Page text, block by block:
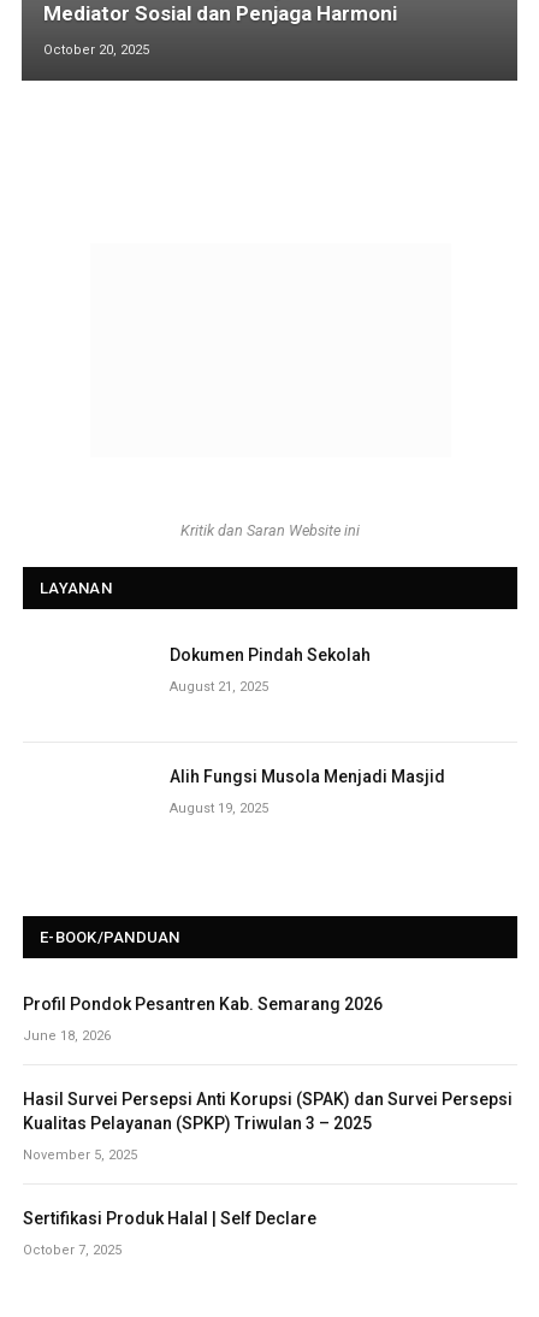
Mediator Sosial dan Penjaga Harmoni
October 20, 2025
Kritik dan Saran Website ini
LAYANAN
Dokumen Pindah Sekolah
August 21, 2025
Alih Fungsi Musola Menjadi Masjid
August 19, 2025
E-BOOK/PANDUAN
Profil Pondok Pesantren Kab. Semarang 2026
June 18, 2026
Hasil Survei Persepsi Anti Korupsi (SPAK) dan Survei Persepsi
Kualitas Pelayanan (SPKP) Triwulan 3 – 2025
November 5, 2025
Sertifikasi Produk Halal | Self Declare
October 7, 2025